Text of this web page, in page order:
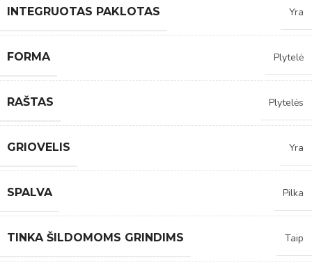
INTEGRUOTAS PAKLOTAS Yra
FORMA Plytelė
RAŠTAS Plytelės
GRIOVELIS Yra
SPALVA Pilka
TINKA ŠILDOMOMS GRINDIMS Taip